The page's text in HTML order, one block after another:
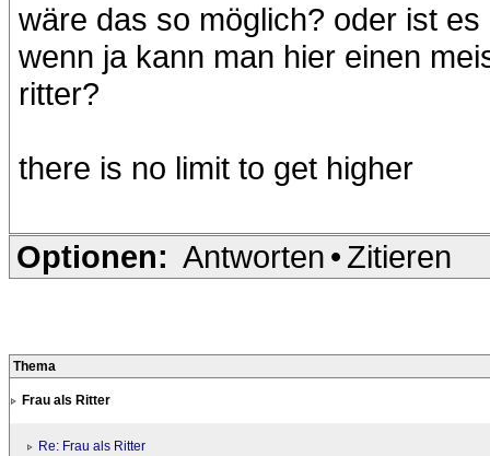
wäre das so möglich? oder ist
wenn ja kann man hier einen
ritter?
there is no limit to get higher
Optionen: Antworten • Zitieren
Thema
Frau als Ritter
Re: Frau als Ritter